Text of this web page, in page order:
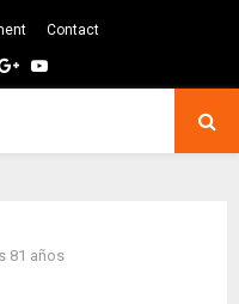
Contact
GoogleYoutube
81 años